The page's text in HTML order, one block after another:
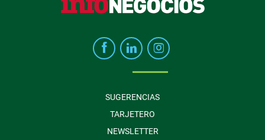
SUGERENCIAS
TARJETERO
NEWSLETTER